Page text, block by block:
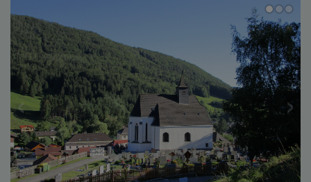
GOTTESDIENSTE
GALERIE / FOTOS
SAKRAMENTE